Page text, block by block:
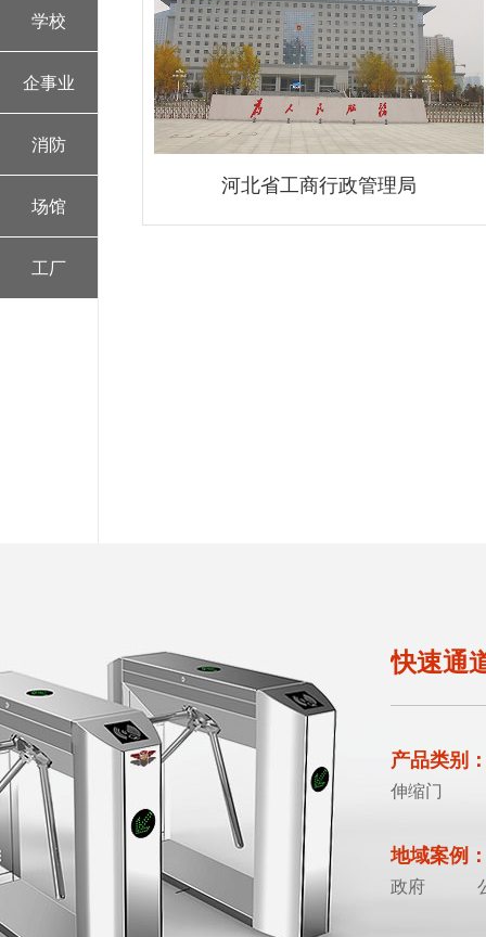
河北省工商行政管理局
学校
企事业
消防
场馆
工厂
快速通
产品类别
伸缩门
地域案例
政府